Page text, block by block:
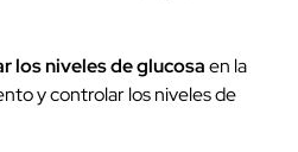
los niveles de glucosaen la
y controlar los niveles de